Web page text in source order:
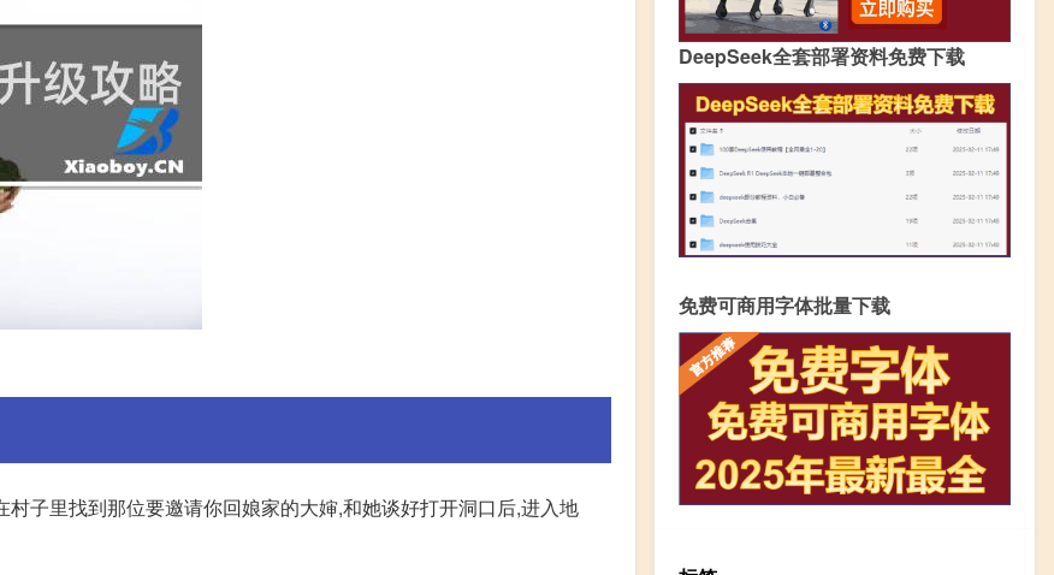
子里找到那位要邀请你回娘家的大婶,和她谈好打开洞口后,进入地
DeepSeek全套部署资料免费下载
免费可商用字体批量下载